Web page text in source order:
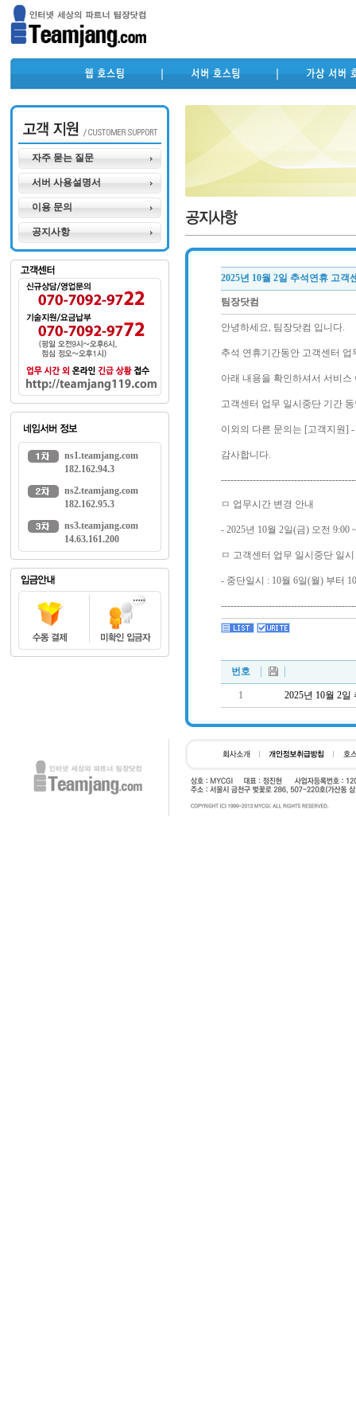
자주 묻는 질문
서버 사용설명서
이용 문의
공지사항
ns1.teamjang.com
182.162.94.3
ns2.teamjang.com
182.162.95.3
ns3.teamjang.com
14.63.161.200
2025년 10월 2일 추석연휴 고
팀장닷컴
안녕하세요, 팀장닷컴 입니다.
추석 연휴기간동안 고객센터 업
아래 내용을 확인하셔서 서비
고객센터 업무 일시중단 기간
이외의 다른 문의는 [고객지원]
감사합니다.
ㅁ 업무시간 변경 안내
- 2025년 10월 2일(금) 오전 9:00
ㅁ 고객센터 업무 일시중단 일시
- 중단일시 : 10월 6일(월) 부터
번호
1 2025년 10월 2